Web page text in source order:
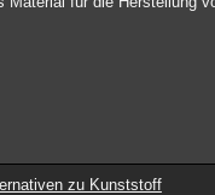
zu Kunststoff